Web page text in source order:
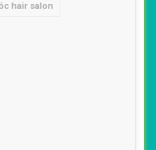
hair salon